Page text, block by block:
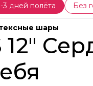
3 дней полёта Без
шары
12"